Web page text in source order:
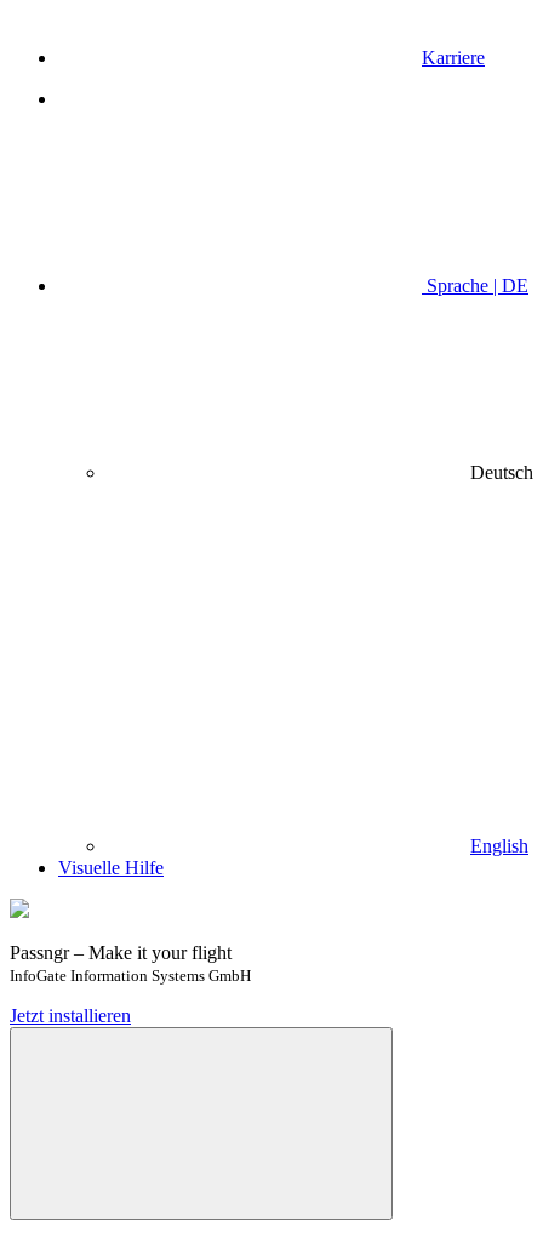
Karriere
Sprache | DE
Deutsch
English
Visuelle Hilfe
Passngr – Make it your flight
InfoGate Information Systems GmbH
Jetzt installieren